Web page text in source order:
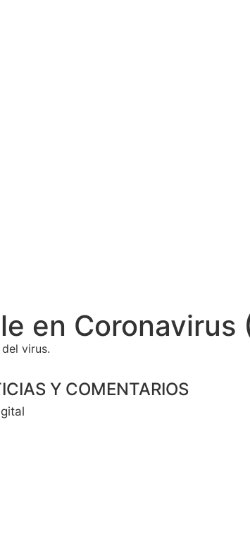
en Coronavirus
virus.
Y COMENTARIOS